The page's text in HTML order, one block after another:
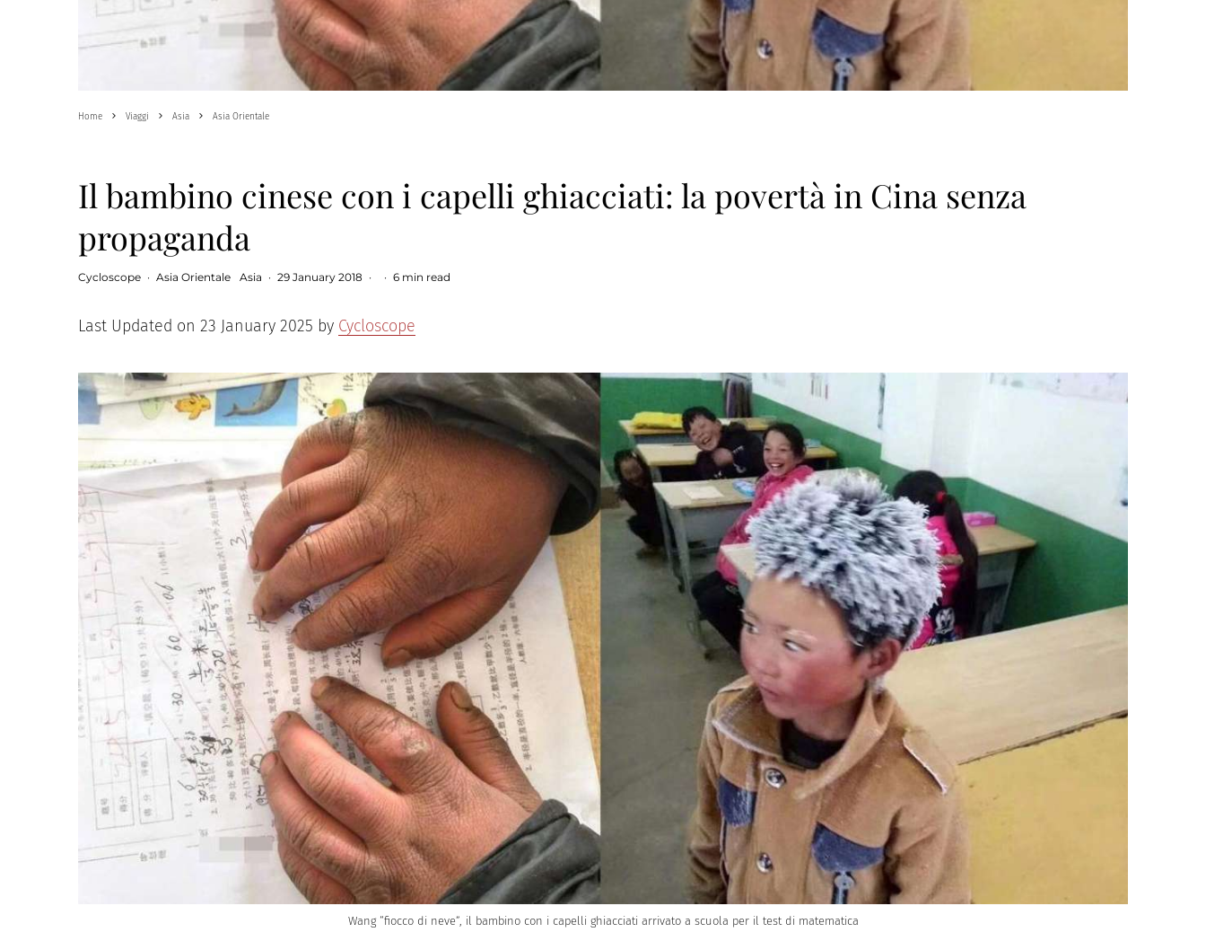
Home Viaggi Asia Asia Orientale
Il bambino cinese con i capelli ghiacciati: la povertà in Cina senza
propaganda
Cycloscope · Asia Orientale Asia · 29 January 2018 · · 6 min read
Last Updated on 23 January 2025 by Cycloscope
Wang “fiocco di neve”, il bambino con i capelli ghiacciati arrivato a scuola per il test di matematica